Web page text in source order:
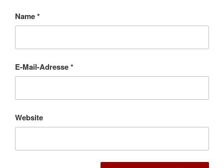
Name*
E-Mail-Adresse*
Website